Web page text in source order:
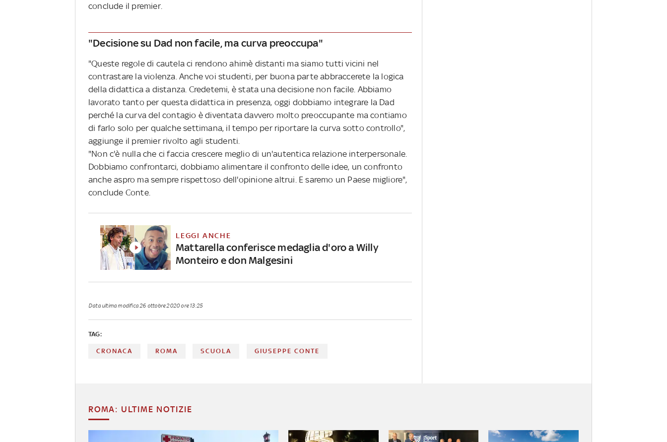
conclude il premier.
"Decisione su Dad non facile, ma curva preoccupa"
"Queste regole di cautela ci rendono ahimè distanti ma siamo tutti vicini nel
contrastare la violenza. Anche voi studenti, per buona parte abbraccerete la logica
della didattica a distanza. Credetemi, è stata una decisione non facile. Abbiamo
lavorato tanto per questa didattica in presenza, oggi dobbiamo integrare la Dad
perché la curva del contagio è diventata davvero molto preoccupante ma contiamo
di farlo solo per qualche settimana, il tempo per riportare la curva sotto controllo",
aggiunge il premier rivolto agli studenti.
"Non c'è nulla che ci faccia crescere meglio di un'autentica relazione interpersonale.
Dobbiamo confrontarci, dobbiamo alimentare il confronto delle idee, un confronto
anche aspro ma sempre rispettoso dell'opinione altrui. E saremo un Paese migliore",
conclude Conte.
LEGGI ANCHE
Mattarella conferisce medaglia d'oro a Willy
Monteiro e don Malgesini
Data ultima modifica 26 ottobre 2020 ore 13:25
TAG:
CRONACA ROMA SCUOLA GIUSEPPE CONTE
ROMA: ULTIME NOTIZIE